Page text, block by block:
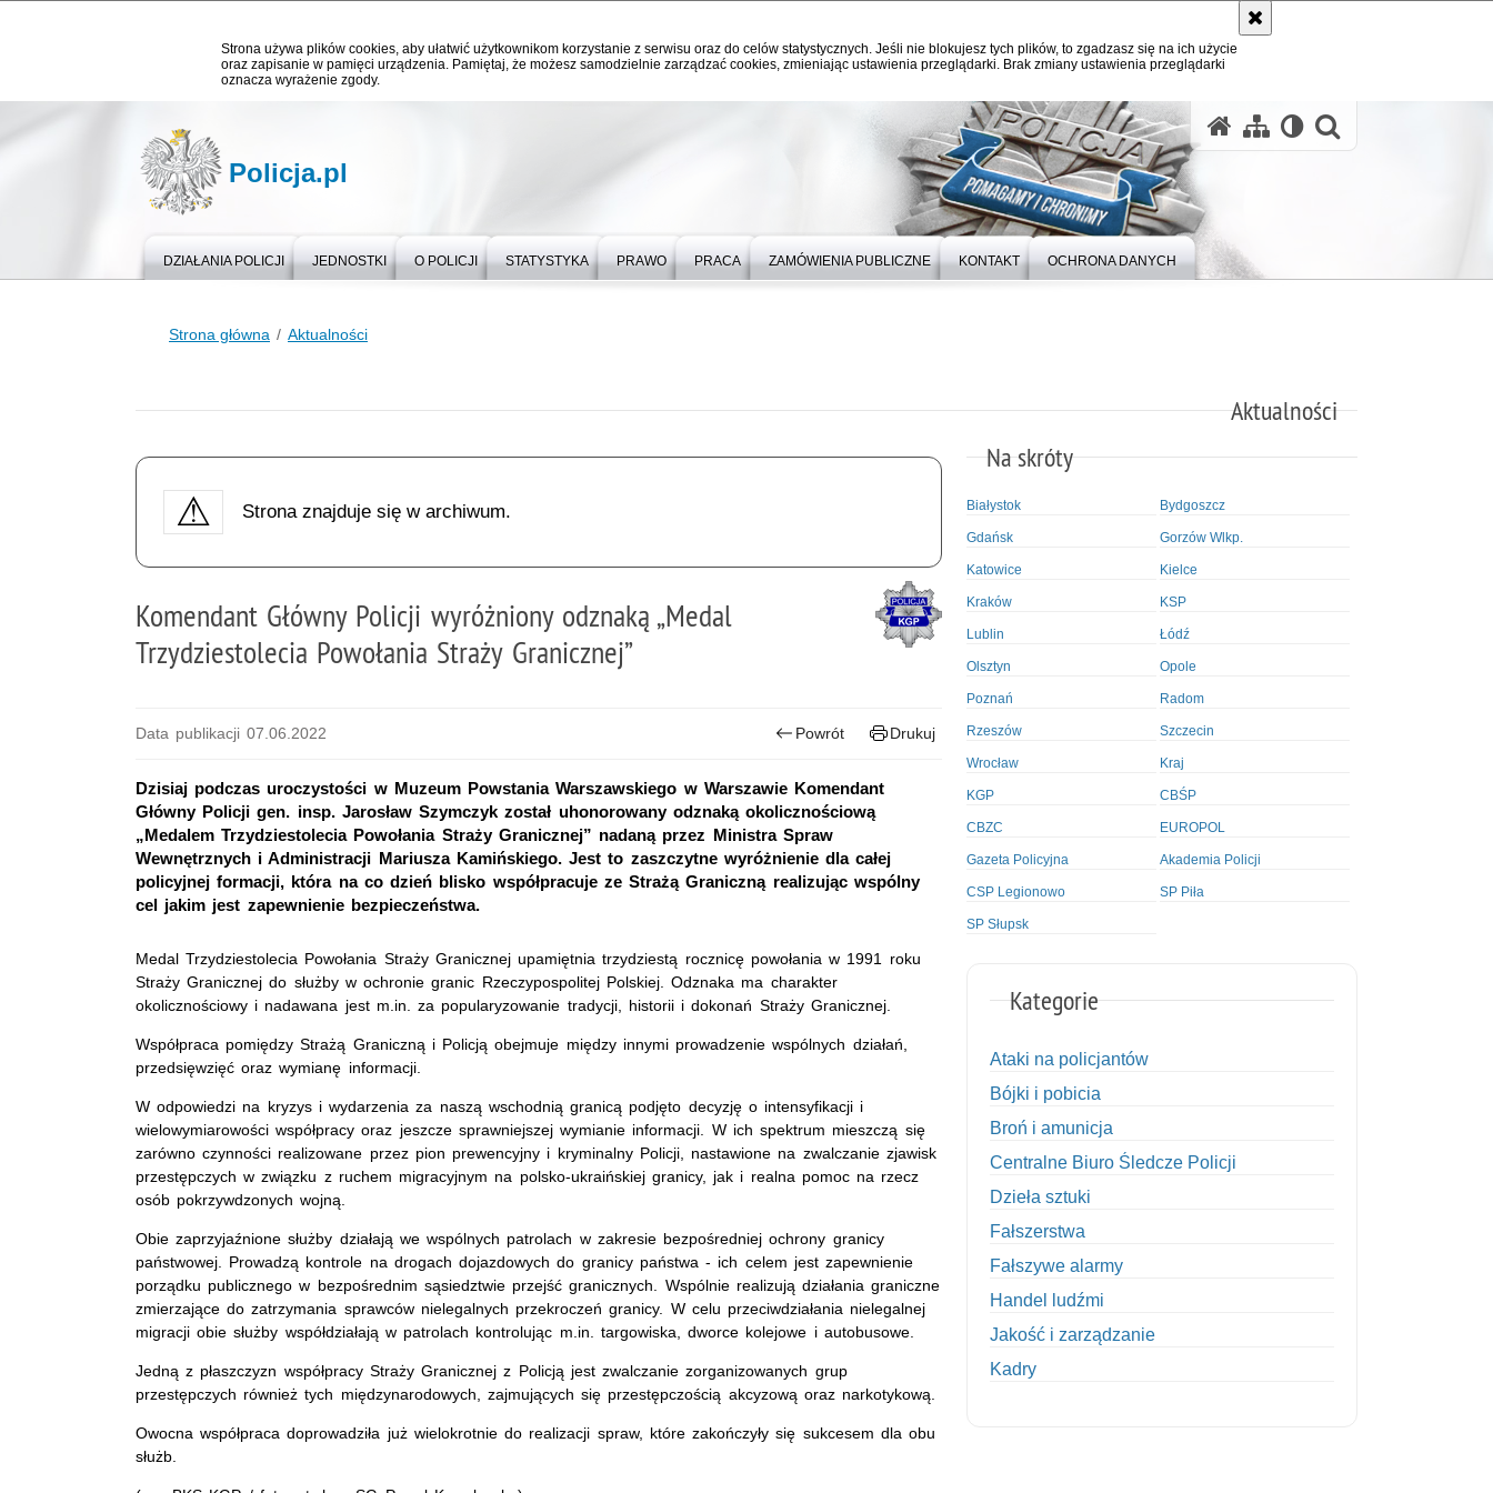
Strona używa plików cookies, aby ułatwić użytkownikom korzystanie z serwisu oraz do celów statystycznych. Jeśli nie blokujesz tych plików, to zgadzasz się na ich użycie
oraz zapisanie w pamięci urządzenia. Pamiętaj, że możesz samodzielnie zarządzać cookies, zmieniając ustawienia przeglądarki. Brak zmiany ustawienia przeglądarki
oznacza wyrażenie zgody.
Policja.pl
DZIAŁANIA POLICJI JEDNOSTKI O POLICJI STATYSTYKA PRAWO PRACA ZAMÓWIENIA PUBLICZNE KONTAKT OCHRONA DANYCH
Strona główna Aktualności
Aktualności
Strona znajduje się w archiwum.
Komendant Główny Policji wyróżniony odznaką „Medal
Trzydziestolecia Powołania Straży Granicznej”
Data publikacji 07.06.2022 Powrót Drukuj
Dzisiaj podczas uroczystości w Muzeum Powstania Warszawskiego w Warszawie Komendant
Główny Policji gen. insp. Jarosław Szymczyk został uhonorowany odznaką okolicznościową
„Medalem Trzydziestolecia Powołania Straży Granicznej” nadaną przez Ministra Spraw
Wewnętrznych i Administracji Mariusza Kamińskiego. Jest to zaszczytne wyróżnienie dla całej
policyjnej formacji, która na co dzień blisko współpracuje ze Strażą Graniczną realizując wspólny
cel jakim jest zapewnienie bezpieczeństwa.
Medal Trzydziestolecia Powołania Straży Granicznej upamiętnia trzydziestą rocznicę powołania w 1991 roku
Straży Granicznej do służby w ochronie granic Rzeczypospolitej Polskiej. Odznaka ma charakter
okolicznościowy i nadawana jest m.in. za popularyzowanie tradycji, historii i dokonań Straży Granicznej.
Współpraca pomiędzy Strażą Graniczną i Policją obejmuje między innymi prowadzenie wspólnych działań,
przedsięwzięć oraz wymianę informacji.
W odpowiedzi na kryzys i wydarzenia za naszą wschodnią granicą podjęto decyzję o intensyfikacji i
wielowymiarowości współpracy oraz jeszcze sprawniejszej wymianie informacji. W ich spektrum mieszczą się
zarówno czynności realizowane przez pion prewencyjny i kryminalny Policji, nastawione na zwalczanie zjawisk
przestępczych w związku z ruchem migracyjnym na polsko-ukraińskiej granicy, jak i realna pomoc na rzecz
osób pokrzywdzonych wojną.
Obie zaprzyjaźnione służby działają we wspólnych patrolach w zakresie bezpośredniej ochrony granicy
państwowej. Prowadzą kontrole na drogach dojazdowych do granicy państwa - ich celem jest zapewnienie
porządku publicznego w bezpośrednim sąsiedztwie przejść granicznych. Wspólnie realizują działania graniczne
zmierzające do zatrzymania sprawców nielegalnych przekroczeń granicy. W celu przeciwdziałania nielegalnej
migracji obie służby współdziałają w patrolach kontrolując m.in. targowiska, dworce kolejowe i autobusowe.
Jedną z płaszczyzn współpracy Straży Granicznej z Policją jest zwalczanie zorganizowanych grup
przestępczych również tych międzynarodowych, zajmujących się przestępczością akcyzową oraz narkotykową.
Owocna współpraca doprowadziła już wielokrotnie do realizacji spraw, które zakończyły się sukcesem dla obu
służb.
Na skróty
Białystok Bydgoszcz
Gdańsk Gorzów Wlkp.
Katowice Kielce
Kraków KSP
Lublin Łódź
Olsztyn Opole
Poznań Radom
Rzeszów Szczecin
Wrocław Kraj
KGP CBŚP
CBZC EUROPOL
Gazeta Policyjna Akademia Policji
CSP Legionowo SP Piła
SP Słupsk
Kategorie
Ataki na policjantów
Bójki i pobicia
Broń i amunicja
Centralne Biuro Śledcze Policji
Dzieła sztuki
Fałszerstwa
Fałszywe alarmy
Handel ludźmi
Jakość i zarządzanie
Kadry